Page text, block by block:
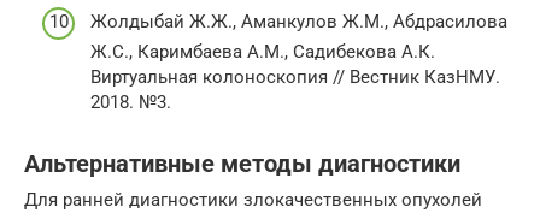
Жолдыбай Ж.Ж., Аманкулов Ж.М., Абдрасилова
Ж.С., Каримбаева А.М., Садибекова А.К.
Виртуальная колоноскопия // Вестник КазНМУ.
2018. №3.
Альтернативные методы диагностики
Для ранней диагностики злокачественных опухолей